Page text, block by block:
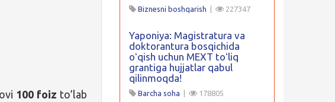
100 foiz to’lab
Biznesni boshqarish 227347
Yaponiya: Magistratura va
doktorantura bosqichida
oʻqish uchun MEXT toʻliq
grantiga hujjatlar qabul
qilinmoqda!
Barcha soha 178805